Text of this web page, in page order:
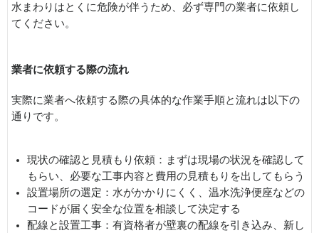
水まわりはとくに危険が伴うため、必ず専門の業者に依頼し
てください。
業者に依頼する際の流れ
実際に業者へ依頼する際の具体的な作業手順と流れは以下の
通りです。
現状の確認と見積もり依頼：まずは現場の状況を確認して
もらい、必要な工事内容と費用の見積もりを出してもらう
設置場所の選定：水がかかりにくく、温水洗浄便座などの
コードが届く安全な位置を相談して決定する
配線と設置工事：有資格者が壁裏の配線を引き込み、新し